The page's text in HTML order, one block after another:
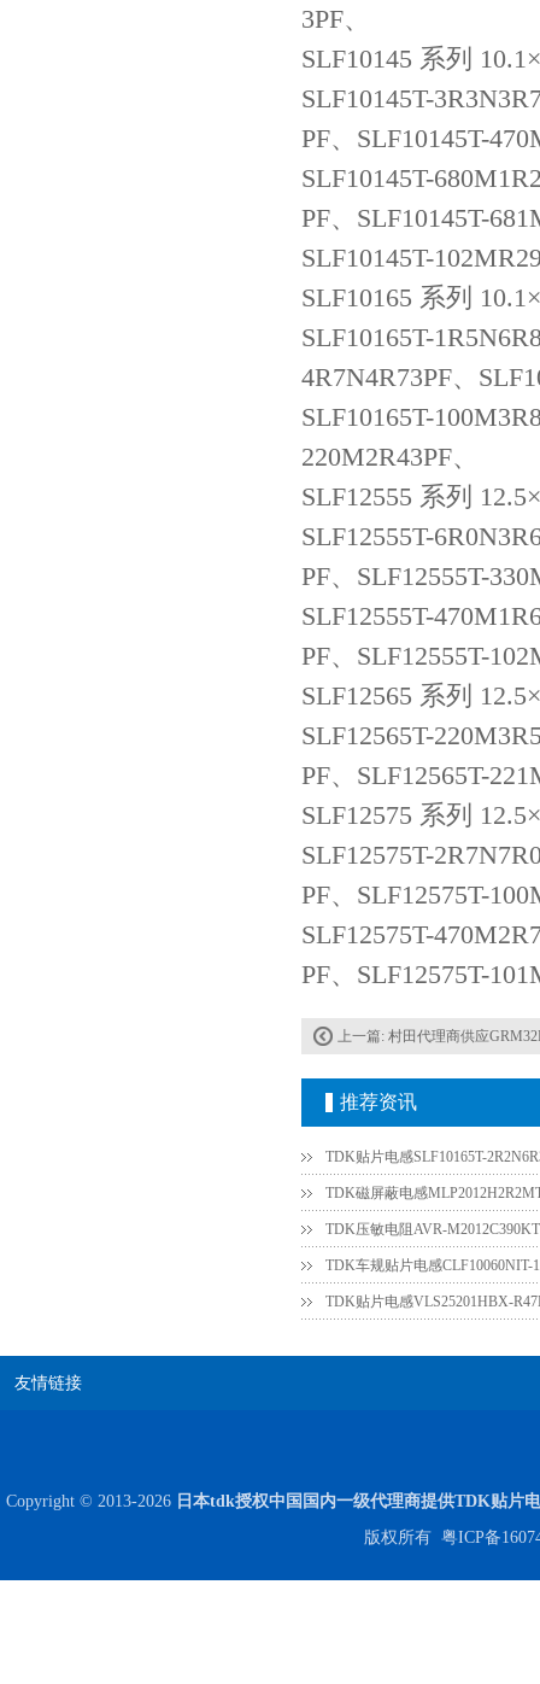
3PF、
SLF10145 系列
SLF10145T-
PF、SLF10145T-
SLF10145T-
PF、SLF10145T-
SLF10145T-
SLF10165 系列
SLF10165T-
4R7N4R73PF、
SLF10165T-
220M2R43PF、
SLF12555 系列
SLF12555T-
PF、SLF12555T-
SLF12555T-
PF、SLF12555T-
SLF12565 系列
SLF12565T-
PF、SLF12565T-
SLF12575 系列
SLF12575T-
PF、SLF12575T-
SLF12575T-
PF、SLF12575T-
上一篇: 村田代理商供应
推荐资讯
TDK贴片电感SLF10165T-
TDK磁屏蔽电感
TDK压敏电阻AVR-
TDK贴片电感VLS25201HBX-
友情链接
Copyright © 2013-2026 日本tdk授权中国国内一级代理商提供TDK贴片
版权所有 粤ICP备